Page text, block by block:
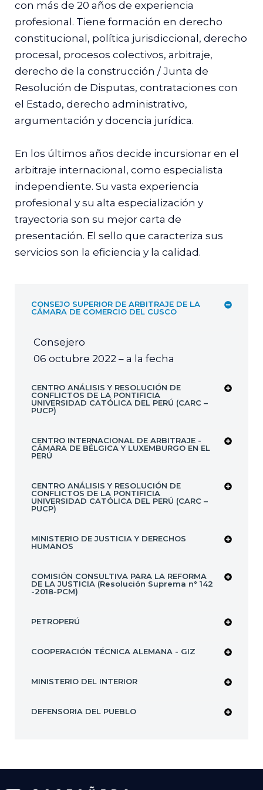
con más de 20 años de experiencia
profesional. Tiene formación en derecho
constitucional, política jurisdiccional, derecho
procesal, procesos colectivos, arbitraje,
derecho de la construcción / Junta de
Resolución de Disputas, contrataciones con
el Estado, derecho administrativo,
argumentación y docencia jurídica.
En los últimos años decide incursionar en el
arbitraje internacional, como especialista
independiente. Su vasta experiencia
profesional y su alta especialización y
trayectoria son su mejor carta de
presentación. El sello que caracteriza sus
servicios son la eficiencia y la calidad.
CONSEJO SUPERIOR DE ARBITRAJE DE LA
CÁMARA DE COMERCIO DEL CUSCO
Consejero
06 octubre 2022 – a la fecha
CENTRO ANÁLISIS Y RESOLUCIÓN DE
CONFLICTOS DE LA PONTIFICIA
UNIVERSIDAD CATÓLICA DEL PERÚ (CARC –
PUCP)
CENTRO INTERNACIONAL DE ARBITRAJE -
CÁMARA DE BÉLGICA Y LUXEMBURGO EN EL
PERÚ
CENTRO ANÁLISIS Y RESOLUCIÓN DE
CONFLICTOS DE LA PONTIFICIA
UNIVERSIDAD CATÓLICA DEL PERÚ (CARC –
PUCP)
MINISTERIO DE JUSTICIA Y DERECHOS
HUMANOS
COMISIÓN CONSULTIVA PARA LA REFORMA
DE LA JUSTICIA (Resolución Suprema n° 142
-2018-PCM)
PETROPERÚ
COOPERACIÓN TÉCNICA ALEMANA - GIZ
MINISTERIO DEL INTERIOR
DEFENSORIA DEL PUEBLO